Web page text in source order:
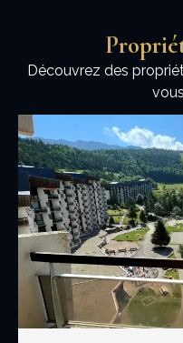
Découvrez des